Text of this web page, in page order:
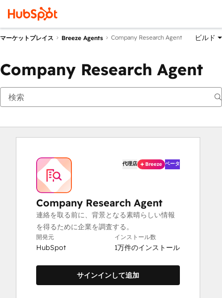
マーケットプレイス Breeze Agents Company Research Agent ビルド
Company Research Agent
代理店 Breeze ベータ
Company Research Agent
連絡を取る前に、背景となる素晴らしい情報
を得るために企業を調査する。
開発元
HubSpot
インストール数
1万件のインストール
サインインして追加